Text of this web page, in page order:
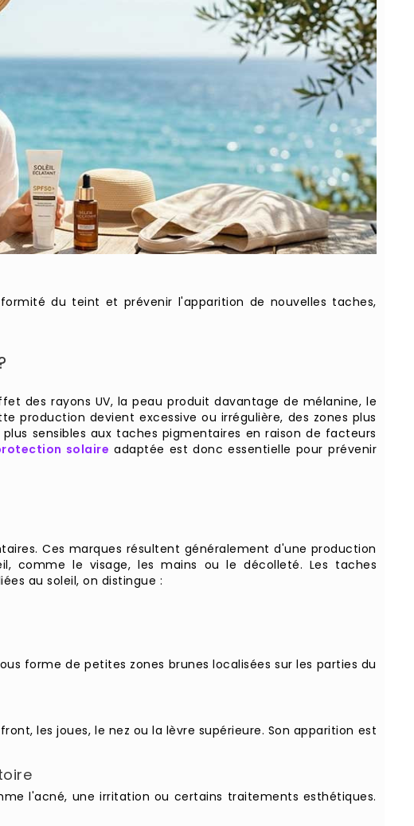
du teint et prévenir l'apparition de nouvelles taches,
des rayons UV, la peau produit davantage de mélanine, le
production devient excessive ou irrégulière, des zones plus
sensibles aux taches pigmentaires en raison de facteurs
solaire adaptée est donc essentielle pour prévenir
Ces marques résultent généralement d'une production
comme le visage, les mains ou le décolleté. Les taches
au soleil, on distingue :
forme de petites zones brunes localisées sur les parties du
les joues, le nez ou la lèvre supérieure. Son apparition est
l'acné, une irritation ou certains traitements esthétiques.